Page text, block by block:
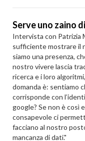
Serve uno zaino
Intervista con Patrizia
sufficiente mostrare il
siamo una presenza,
nostro vivere lascia
ricerca e i loro
domanda è: sentiamo
corrisponde con
google? Se non è così
consapevole ci
facciano al nostro
mancanza di dati."